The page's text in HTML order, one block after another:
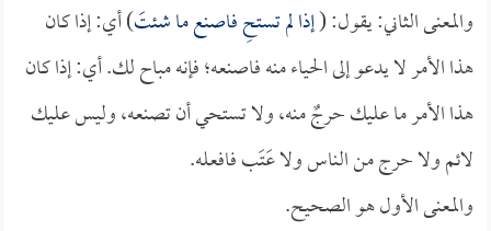
والمعنى الثاني: يقول: (إذا لم تستحِ فاصنع ما شئتَ) أي: إذا كان
هذا الأمر لا يدعو إلى الحياء منه فاصنعه؛ فإنه مباح لك. أي: إذا كان
هذا الأمر ما عليك حرجٌ منه، ولا تستحي أن تصنعه، وليس عليك
لائم ولا حرج من الناس ولا عَتَب فافعله.
والمعنى الأول هو الصحيح.